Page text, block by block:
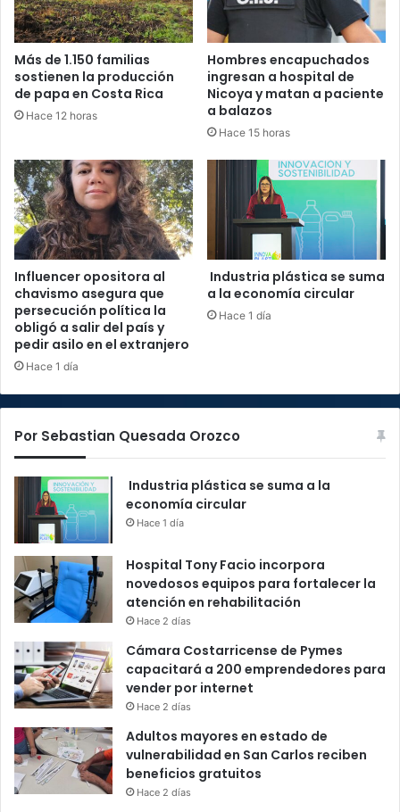
Más de 1.150 familias
sostienen la producción
de papa en Costa Rica
Hace 12 horas
Hombres encapuchados
ingresan a hospital de
Nicoya y matan a paciente
a balazos
Hace 15 horas
Influencer opositora al
chavismo asegura que
persecución política la
obligó a salir del país y
pedir asilo en el extranjero
Hace 1 día
Industria plástica se suma
a la economía circular
Hace 1 día
Por Sebastian Quesada Orozco
Industria plástica se suma a la
economía circular
Hace 1 día
Hospital Tony Facio incorpora
novedosos equipos para fortalecer la
atención en rehabilitación
Hace 2 días
Cámara Costarricense de Pymes
capacitará a 200 emprendedores para
vender por internet
Hace 2 días
Adultos mayores en estado de
vulnerabilidad en San Carlos reciben
beneficios gratuitos
Hace 2 días